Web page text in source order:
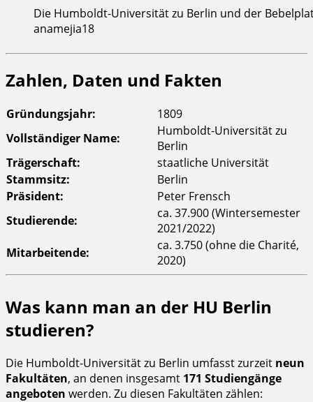
Die Humboldt-Universität zu Berlin und der
anamejia18
Zahlen, Daten und Fakten
Gründungsjahr:
1809
Vollständiger Name:
Humboldt-Universität zu
Berlin
Trägerschaft:
staatliche Universität
Stammsitz:
Berlin
Präsident:
Peter Frensch
Studierende:
ca. 37.900 (Wintersemester
2021/2022)
Mitarbeitende:
ca. 3.750 (ohne die Charité,
2020)
Was kann man an der HU Berlin
studieren?
Die Humboldt-Universität zu Berlin umfasst zurzeit neun
Fakultäten, an denen insgesamt 171 Studiengänge
angeboten werden. Zu diesen Fakultäten zählen: